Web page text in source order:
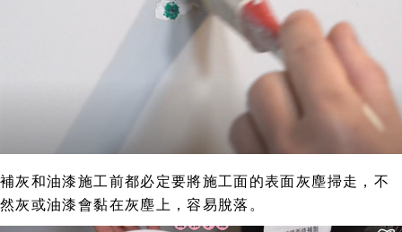
補灰和油漆施工前都必定要將施工面的表面灰塵掃走，不
然灰或油漆會黏在灰塵上，容易脫落。